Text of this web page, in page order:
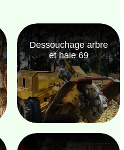
Dessouchage arbre
et haie 69